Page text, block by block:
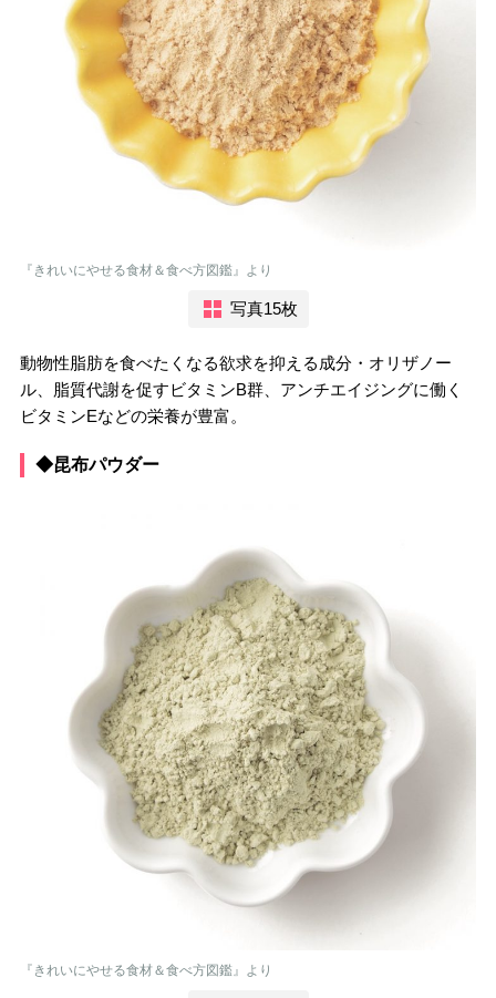
『きれいにやせる食材＆食べ方図鑑』より
写真15枚
動物性脂肪を食べたくなる欲求を抑える成分・オリザノー
ル、脂質代謝を促すビタミンB群、アンチエイジングに働く
ビタミンEなどの栄養が豊富。
◆昆布パウダー
『きれいにやせる食材＆食べ方図鑑』より